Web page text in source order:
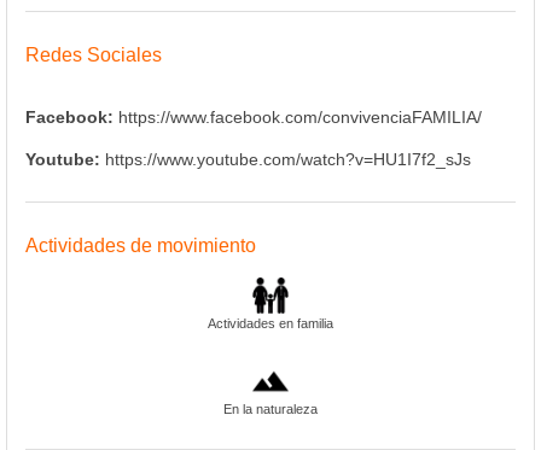
Redes Sociales
Facebook: https://www.facebook.com/convivenciaFAMILIA/
Youtube: https://www.youtube.com/watch?v=HU1I7f2_sJs
Actividades de movimiento
Actividades en familia
En la naturaleza